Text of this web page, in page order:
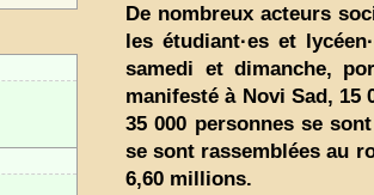
De nombreux acteurs
les étudiant·es et
samedi et dimanche,
manifesté à Novi Sad, 15
35 000 personnes se
se sont rassemblées au
6,60 millions.